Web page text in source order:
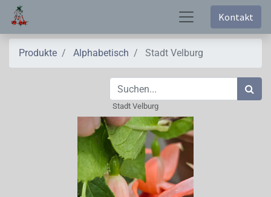
Kontakt
Produkte Alphabetisch Stadt Velburg
Stadt Velburg